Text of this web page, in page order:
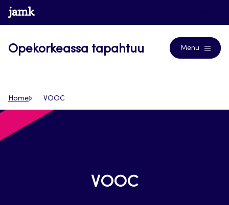
Siirry
suoraan
www.jamk.fi
Opekorkeassa tapahtuu Menu
Home VOOC
VOOC